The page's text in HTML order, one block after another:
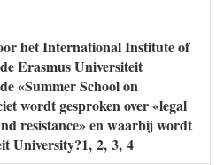
het International Institute of
Erasmus Universiteit
«Summer School on
wordt gesproken over «legal
resistance» en waarbij wordt
University?1, 2, 3, 4